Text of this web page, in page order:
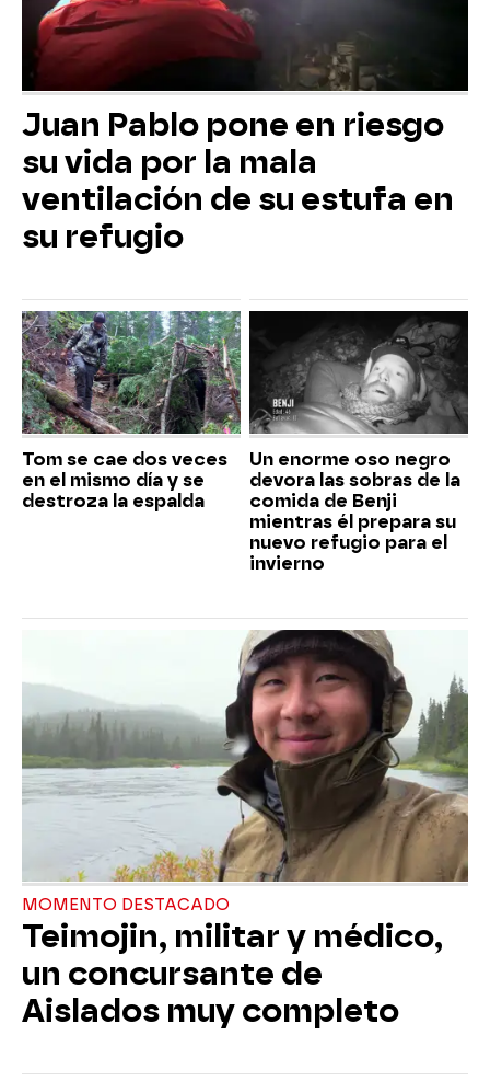
Juan Pablo pone en riesgo
su vida por la mala
ventilación de su estufa en
su refugio
Tom se cae dos veces
en el mismo día y se
destroza la espalda
Un enorme oso negro
devora las sobras de la
comida de Benji
mientras él prepara su
nuevo refugio para el
invierno
MOMENTO DESTACADO
Teimojin, militar y médico,
un concursante de
Aislados muy completo